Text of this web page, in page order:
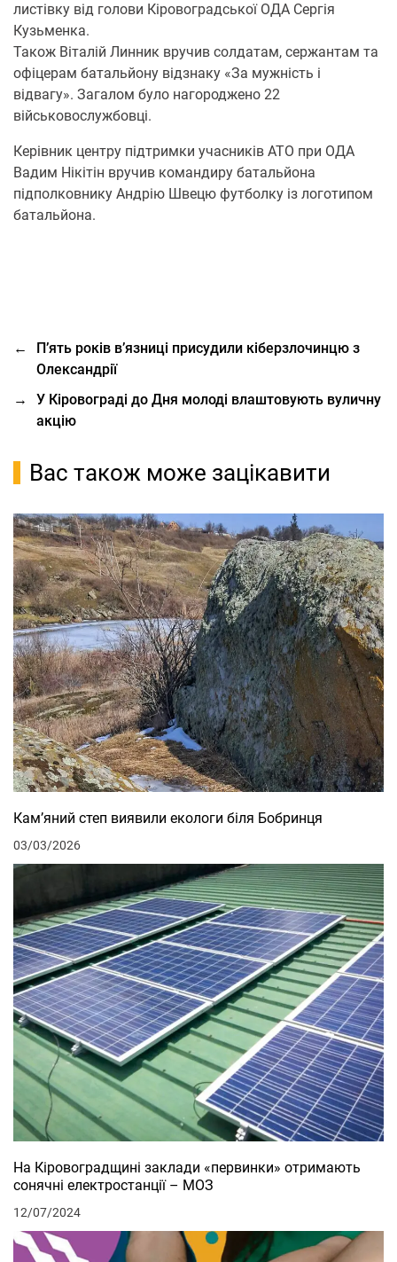
листівку від голови Кіровоградської ОДА Сергія
Кузьменка.
Також Віталій Линник вручив солдатам, сержантам та
офіцерам батальйону відзнаку «За мужність і
відвагу». Загалом було нагороджено 22
військовослужбовці.
Керівник центру підтримки учасників АТО при ОДА
Вадим Нікітін вручив командиру батальйона
підполковнику Андрію Швецю футболку із логотипом
батальйона.
←
П’ять років в’язниці присудили кіберзлочинцю з
Олександрії
→
У Кіровограді до Дня молоді влаштовують вуличну
акцію
Вас також може зацікавити
Кам’яний степ виявили екологи біля Бобринця
03/03/2026
На Кіровоградщині заклади «первинки» отримають
сонячні електростанції – МОЗ
12/07/2024